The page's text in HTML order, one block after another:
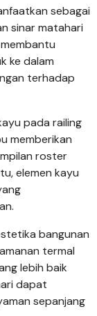
sebagai
sinar matahari
ke dalam
terhadap
pada railing
memberikan
roster
elemen kayu
bangunan
termal
lebih baik
dapat
sepanjang